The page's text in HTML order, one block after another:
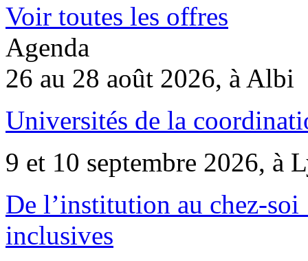
Voir toutes les offres
Agenda
26 au 28 août 2026, à Albi
Universités de la
9 et 10 septembre 2026, à
De l’institution au chez-
inclusives